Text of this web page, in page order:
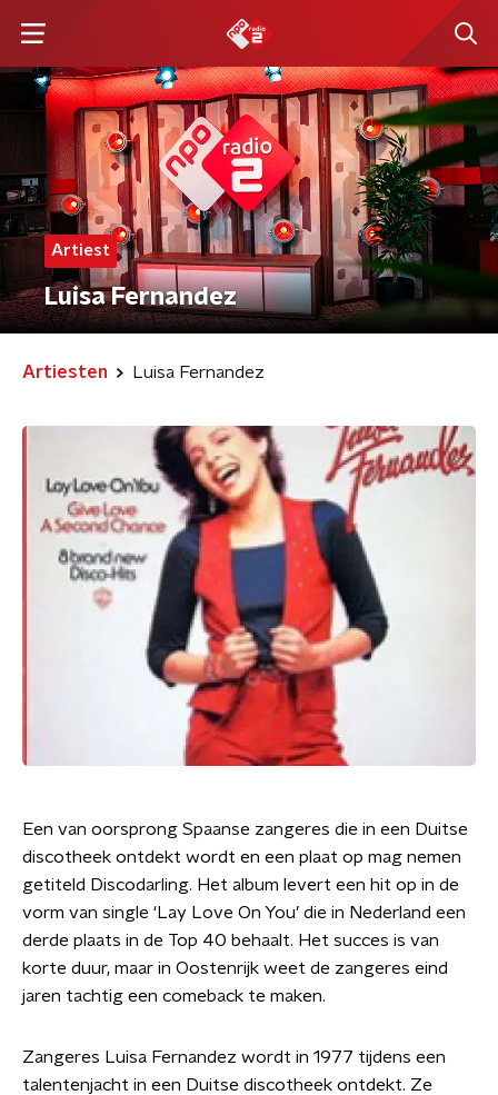
Artiest
Luisa Fernandez
Artiesten Luisa Fernandez
Een van oorsprong Spaanse zangeres die in een Duitse
discotheek ontdekt wordt en een plaat op mag nemen
getiteld Discodarling. Het album levert een hit op in de
vorm van single ‘Lay Love On You’ die in Nederland een
derde plaats in de Top 40 behaalt. Het succes is van
korte duur, maar in Oostenrijk weet de zangeres eind
jaren tachtig een comeback te maken.
Zangeres Luisa Fernandez wordt in 1977 tijdens een
talentenjacht in een Duitse discotheek ontdekt. Ze